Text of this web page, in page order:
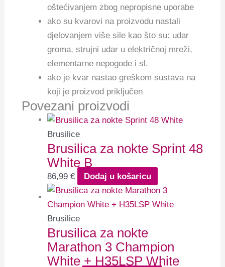
oštećivanjem zbog nepropisne uporabe
ako su kvarovi na proizvodu nastali
djelovanjem više sile kao što su: udar
groma, strujni udar u električnoj mreži,
elementarne nepogode i sl.
ako je kvar nastao greškom sustava na
koji je proizvod priključen
Povezani proizvodi
Brusilice
Brusilica za nokte Sprint 48
White B
86,99€ Dodaj u košaricu
Brusilice
Brusilica za nokte
Marathon 3 Champion
White + H35LSP White